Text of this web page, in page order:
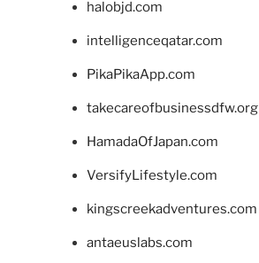
halobjd.com
intelligenceqatar.com
PikaPikaApp.com
takecareofbusinessdfw.org
HamadaOfJapan.com
VersifyLifestyle.com
kingscreekadventures.com
antaeuslabs.com